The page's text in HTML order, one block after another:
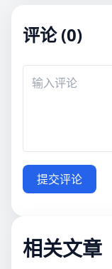
评论 (0)
提交评论
相关文章